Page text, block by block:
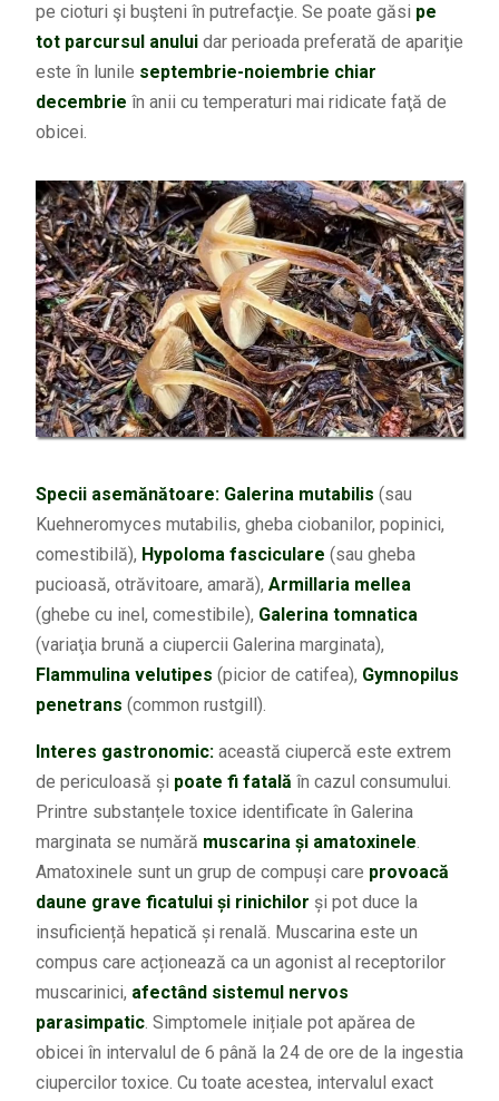
pe cioturi şi buşteni în putrefacţie. Se poate găsi pe
tot parcursul anuluidar perioada preferată de apariţie
este în lunile septembrie-noiembrie chiar
decembrie în anii cu temperaturi mai ridicate faţă de
obicei.
Specii asemănătoare: Galerina mutabilis (sau
Kuehneromyces mutabilis, gheba ciobanilor, popinici,
comestibilă), Hypoloma fasciculare (sau gheba
pucioasă, otrăvitoare, amară), Armillaria mellea
(ghebe cu inel, comestibile), Galerina tomnatica
(variaţia brună a ciupercii Galerina marginata),
Flammulina velutipes (picior de catifea), Gymnopilus
penetrans (common rustgill).
Interes gastronomic:această ciupercă este extrem
de periculoasă și poate fi fatală în cazul consumului.
Printre substanțele toxice identificate în Galerina
marginata se numără muscarina și amatoxinele.
Amatoxinele sunt un grup de compuși care provoacă
daune grave ficatului și rinichilor și pot duce la
insuficiență hepatică și renală. Muscarina este un
compus care acționează ca un agonist al receptorilor
muscarinici, afectând sistemul nervos
parasimpatic. Simptomele inițiale pot apărea de
obicei în intervalul de 6 până la 24 de ore de la ingestia
ciupercilor toxice. Cu toate acestea, intervalul exact